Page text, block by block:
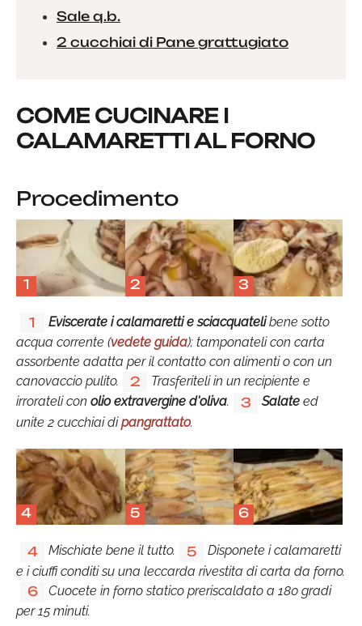
Sale q.b.
2 cucchiai di Pane grattugiato
COME CUCINARE I
CALAMARETTI AL FORNO
Procedimento
1 2 3
1 Eviscerate i calamaretti e sciacquatelibene sotto
acqua corrente (vedete guida); tamponateli con carta
assorbente adatta per il contatto con alimenti o con un
canovaccio pulito.
2
Trasferiteli in un recipiente e
irrorateli con olio extravergine d'oliva. 3 Salate ed
unite 2 cucchiai dipangrattato.
4 5 6
4 Mischiate bene il tutto. 5
Disponete i calamaretti
e i ciuffi conditi su una leccarda rivestita di carta da forno.
6
Cuocete in forno statico preriscaldato a 180 gradi
per 15 minuti.